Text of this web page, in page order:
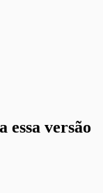
essa versão